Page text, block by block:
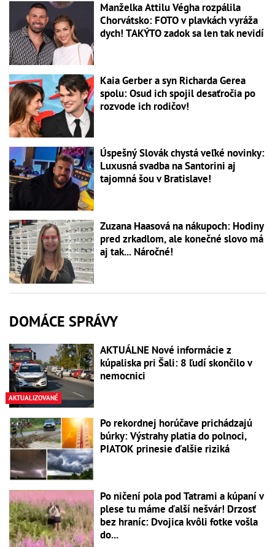
Manželka Attilu Végha rozpálila
Chorvátsko: FOTO v plavkách vyráža
dych! TAKÝTO zadok sa len tak nevidí
Kaia Gerber a syn Richarda Gerea
spolu: Osud ich spojil desaťročia po
rozvode ich rodičov!
Úspešný Slovák chystá veľké novinky:
Luxusná svadba na Santorini aj
tajomná šou v Bratislave!
Zuzana Haasová na nákupoch: Hodiny
pred zrkadlom, ale konečné slovo má
aj tak... Náročné!
DOMÁCE SPRÁVY
AKTUALIZOVANÉ
AKTUÁLNE Nové informácie z
kúpaliska pri Šali: 8 ľudí skončilo v
nemocnici
Po rekordnej horúčave prichádzajú
búrky: Výstrahy platia do polnoci,
PIATOK prinesie ďalšie riziká
Po ničení pola pod Tatrami a kúpaní v
plese tu máme ďalší nešvár! Drzosť
bez hraníc: Dvojica kvôli fotke vošla
do...